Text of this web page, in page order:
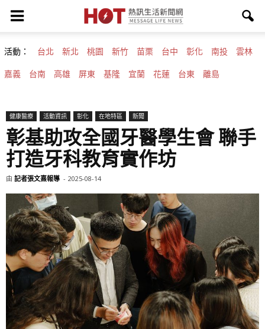
活動： 台北 新北 桃園 新竹 苗栗 台中 彰化 南投 雲林
嘉義 台南 高雄 屏東 基隆 宜蘭 花蓮 台東 離島
健康醫療 活動資訊 彰化 在地特區 新聞
彰基助攻全國牙醫學生會 聯手
打造牙科教育實作坊
由 記者張文熹報導 - 2025-08-14